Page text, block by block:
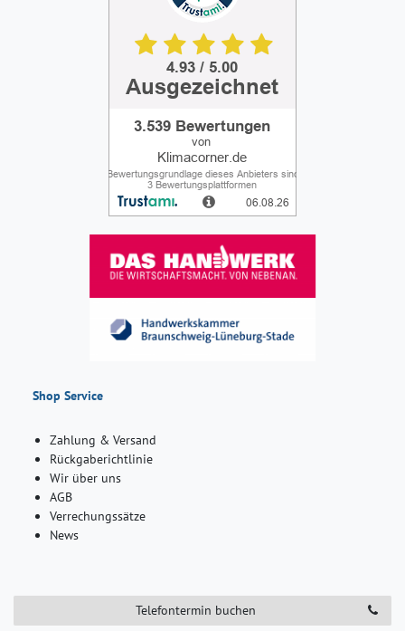
Shop Service
Zahlung & Versand
Rückgaberichtlinie
Wir über uns
AGB
Verrechungssätze
News
Telefontermin buchen